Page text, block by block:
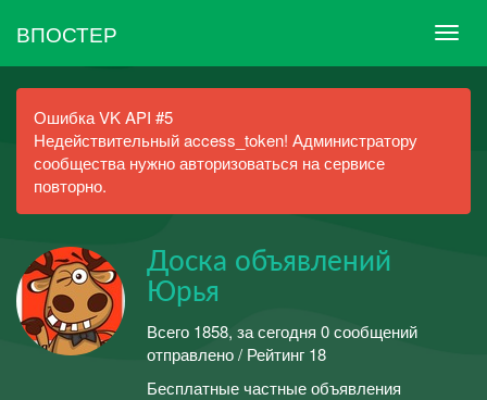
ВПОСТЕР
Ошибка VK API #5
Недействительный access_token! Администратору
сообщества нужно авторизоваться на сервисе
повторно.
Доска объявлений
Юрья
Всего 1858, за сегодня 0 сообщений
отправлено / Рейтинг 18
Бесплатные частные объявления